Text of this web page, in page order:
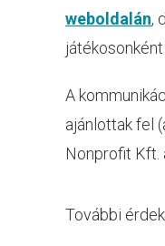
weboldalán,
A
ajánlottak fel
Nonprofit Kft.
További